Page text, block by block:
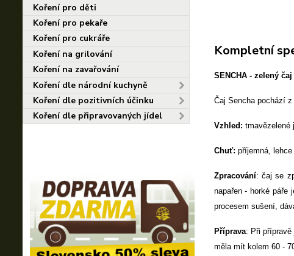
Koření pro děti
Koření pro pekaře
Koření pro cukráře
Koření na grilování
Koření na zavařování
Koření dle národní kuchyně
Koření dle pozitivních účinku
Koření dle připravovaných jídel
Kompletní
SENCHA - zelený čaj
Čaj Sencha pochází
Vzhled: tmavězelené
Chuť: příjemná,
Zpracování: čaj se
napařen - horké páře
procesem sušení,
Příprava: Při přípravě
měla mít kolem 60 -